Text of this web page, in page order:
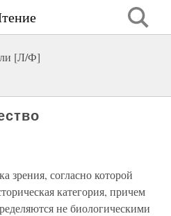
[Л/Ф]
зрения, согласно которой
категория, причем
не биологическими